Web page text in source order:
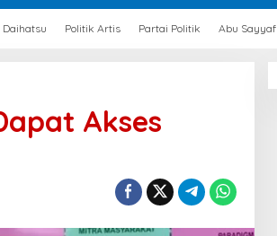
Daihatsu Politik Artis Partai Politik Abu Sayyaf
Akses